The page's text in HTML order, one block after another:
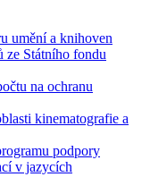
umění a knihoven
ze Státního fondu
na ochranu
kinematografie a
podpory
v jazycích